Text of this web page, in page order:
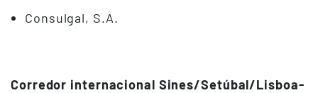
Consulgal, S.A.
Corredor internacional Sines/Setúbal/Lisboa-